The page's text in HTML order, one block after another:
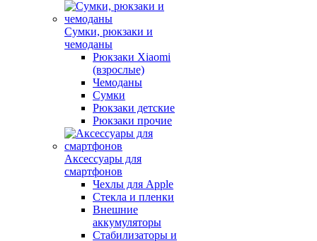
Сумки, рюкзаки и
чемоданы
Рюкзаки Xiaomi
(взрослые)
Чемоданы
Сумки
Рюкзаки детские
Рюкзаки прочие
Аксессуары для
смартфонов
Чехлы для Apple
Стекла и пленки
Внешние
аккумуляторы
Стабилизаторы и